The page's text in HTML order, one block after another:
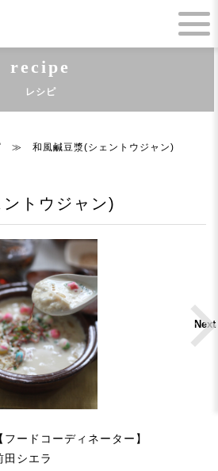
recipe
レシピ
≫ 和風鹹豆漿(シェントウジャン)
トウジャン)
Next
【フードコーディネーター】
田シエラ